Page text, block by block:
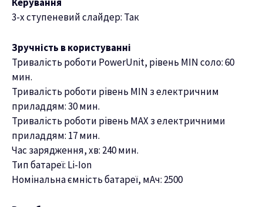
3-х ступеневий слайдер: Так
Зручність в користуванні
Тривалість роботи PowerUnit, рівень MIN соло: 60
мин.
Тривалість роботи рівень MIN з електричним
приладдям: 30 мин.
Тривалість роботи рівень MAX з електричними
приладдям: 17 мин.
Час зарядження, хв: 240 мин.
Тип батареї: Li-Ion
Номінальна ємність батареї, мАч: 2500